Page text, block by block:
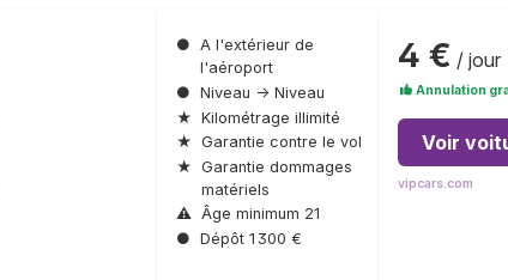
● A l'extérieur de
l'aéroport
● Niveau → Niveau
★ Kilométrage illimité
★ Garantie contre le vol
★ Garantie dommages
matériels
⚠ Âge minimum 21
● Dépôt 1 300 €
4 € / jour
Annulation
Voir
vipcars.com